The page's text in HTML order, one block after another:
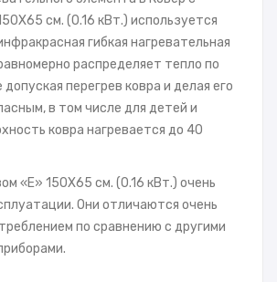
см. (0.16 кВт.) используется
гибкая нагревательная
распределяет тепло по
перегрев ковра и делая его
в том числе для детей и
ковра нагревается до 40
«E» 150X65 см. (0.16 кВт.) очень
Они отличаются очень
по сравнению с другими